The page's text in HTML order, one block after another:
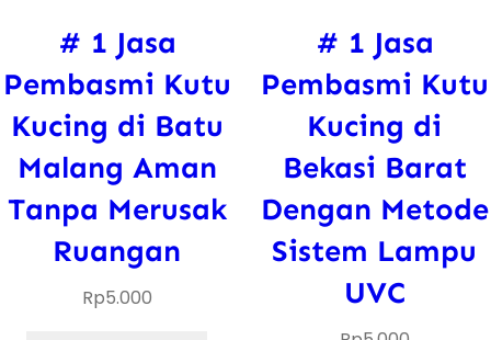
# 1 Jasa
Pembasmi Kutu
Kucing di Batu
Malang Aman
Tanpa Merusak
Ruangan
Rp5.000
# 1 Jasa
Pembasmi Kutu
Kucing di
Bekasi Barat
Dengan Metode
Sistem Lampu
UVC